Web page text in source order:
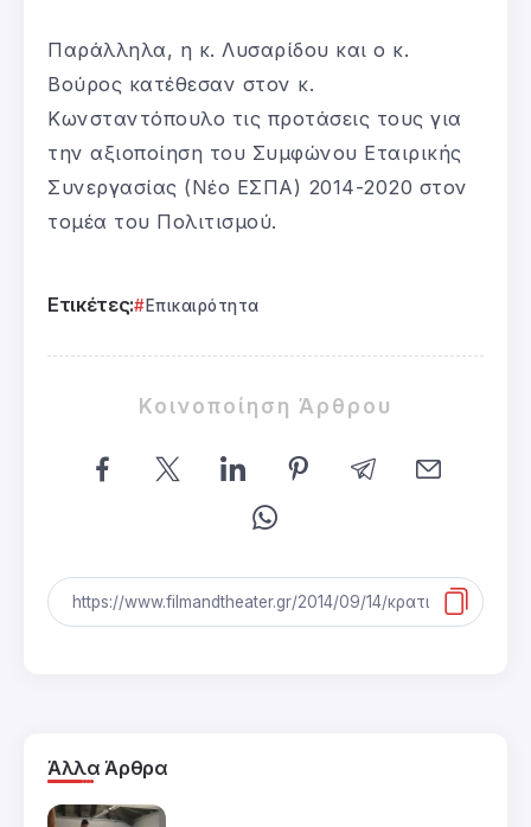
Παράλληλα, η κ. Λυσαρίδου και ο κ.
Βούρος κατέθεσαν στον κ.
Κωνσταντόπουλο τις προτάσεις τους για
την αξιοποίηση του Συμφώνου Εταιρικής
Συνεργασίας (Νέο ΕΣΠΑ) 2014-2020 στον
τομέα του Πολιτισμού.
Ετικέτες: Επικαιρότητα
Κοινοποίηση Άρθρου
Άλλα Άρθρα